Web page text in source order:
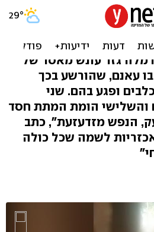
לאדם
וגרם למותם
גזר עונש מאסר של
עאנם, שהורשע בכך
ופגע בהם. שני
והשלישי הומת המתת חסד
הנפש מזדעזעת", כתב
לשמה שכל כולה